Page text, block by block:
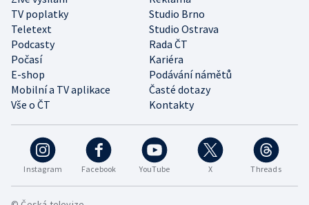
Instagram Facebook YouTube X Threads
TV poplatky
Studio Brno
Teletext
Studio Ostrava
Podcasty
Rada ČT
Počasí
Kariéra
E-shop
Podávání námětů
Mobilní a TV aplikace
Časté dotazy
Vše o ČT
Kontakty